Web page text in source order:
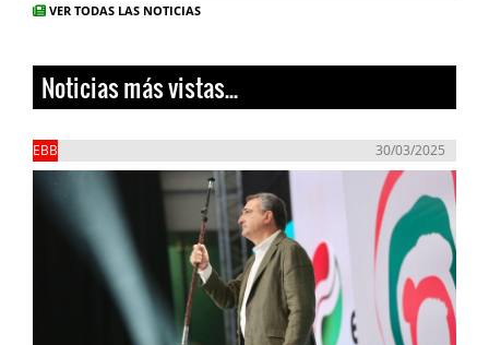
VER TODAS LAS NOTICIAS
Noticias más vistas...
EBB 30/03/2025